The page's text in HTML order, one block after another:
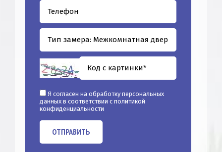
Я согласен на обработку персональных
данных в соответствии с политикой
конфиденциальности
ОТПРАВИТЬ